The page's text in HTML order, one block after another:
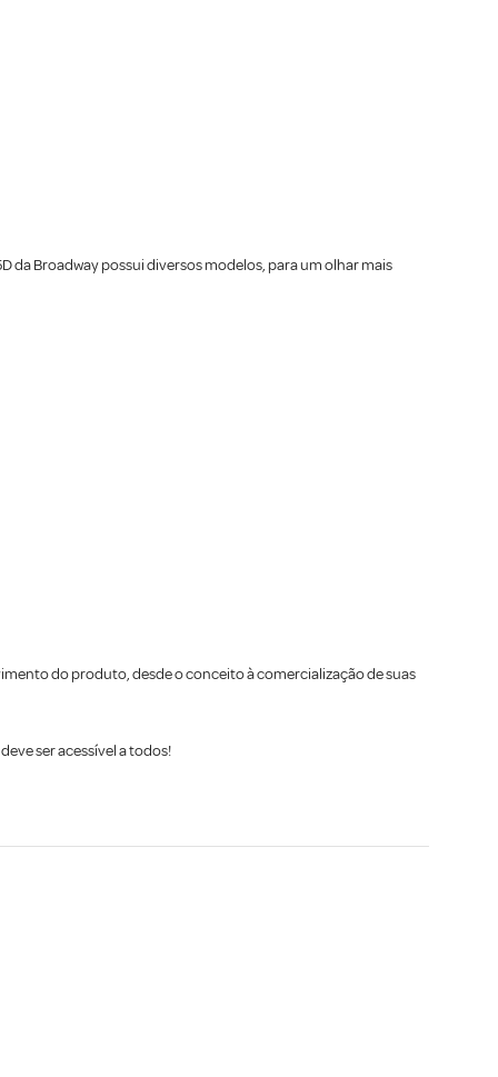
da Broadway possui diversos modelos, para um olhar mais
do produto, desde o conceito à comercialização de suas
ser acessível a todos!